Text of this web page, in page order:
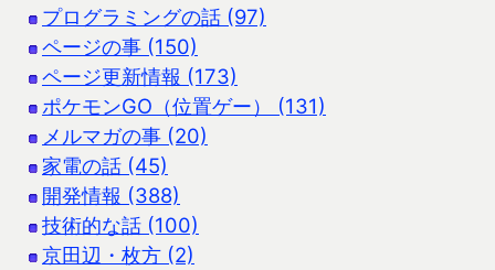
プログラミングの話 (97)
ページの事 (150)
ページ更新情報 (173)
ポケモンGO（位置ゲー） (131)
メルマガの事 (20)
家電の話 (45)
開発情報 (388)
技術的な話 (100)
京田辺・枚方 (2)